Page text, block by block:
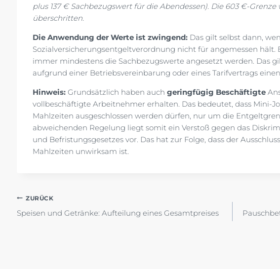
plus 137 € Sachbezugswert für die Abendessen). Die 603 €-
überschritten.
Die Anwendung der Werte ist zwingend: Das gilt selbst dann,
Sozialversicherungsentgeltverordnung nicht für angemessen hält.
immer mindestens die Sachbezugswerte angesetzt werden. Das
aufgrund einer Betriebsvereinbarung oder eines Tarifvertrags
Hinweis: Grundsätzlich haben auch geringfügig Beschäftigte
vollbeschäftigte Arbeitnehmer erhalten. Das bedeutet, dass Mini-
Mahlzeiten ausgeschlossen werden dürfen, nur um die
abweichenden Regelung liegt somit ein Verstoß gegen das
und Befristungsgesetzes vor. Das hat zur Folge, dass der
Mahlzeiten unwirksam ist.
Beitragsnavigation
ZURÜCK
Speisen und Getränke: Aufteilung eines Gesamtpreises